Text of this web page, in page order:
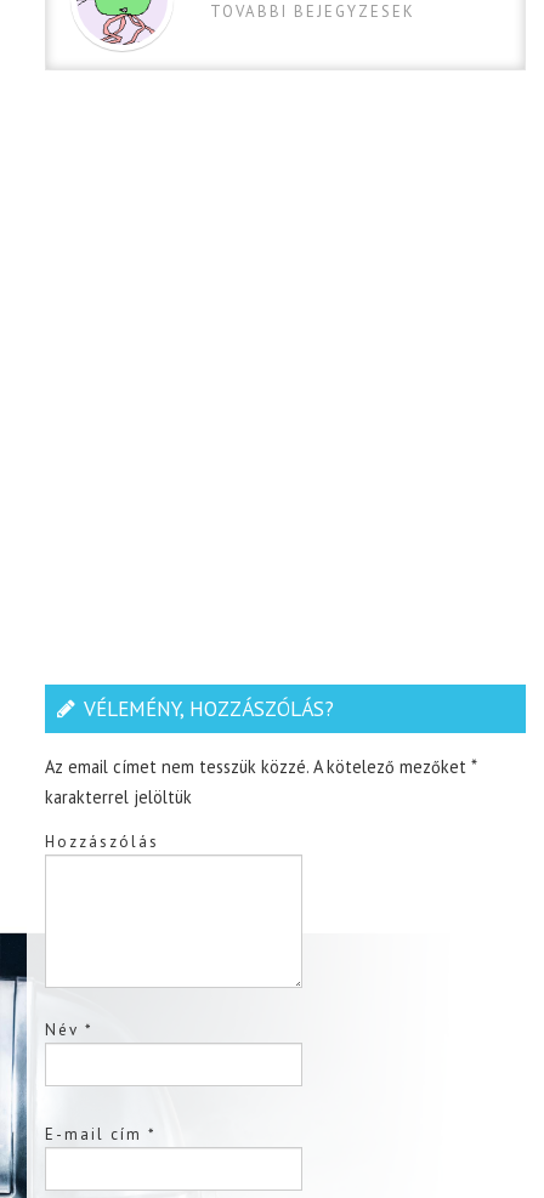
TOVABBI BEJEGYZESEK
VÉLEMÉNY, HOZZÁSZÓLÁS?
Az email címet nem tesszük közzé. A kötelező mezőket*
karakterrel jelöltük
Hozzászólás
Név*
E-mail cím*